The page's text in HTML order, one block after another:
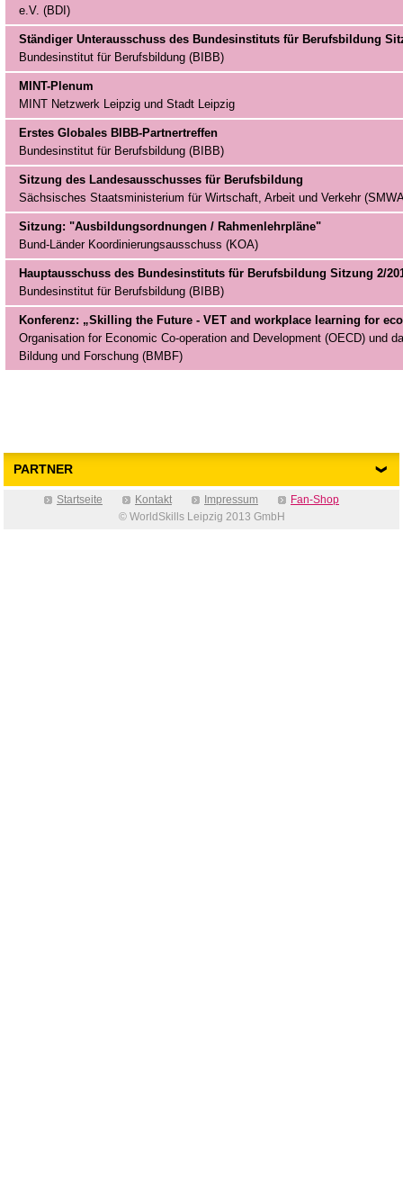
e.V. (BDI)
Ständiger Unterausschuss des Bundesinstituts für Berufsbildung
Bundesinstitut für Berufsbildung (BIBB)
MINT-Plenum
MINT Netzwerk Leipzig und Stadt Leipzig
Erstes Globales BIBB-Partnertreffen
Bundesinstitut für Berufsbildung (BIBB)
Sitzung des Landesausschusses für Berufsbildung
Sächsisches Staatsministerium für Wirtschaft, Arbeit und Verkehr
Sitzung: "Ausbildungsordnungen / Rahmenlehrpläne"
Bund-Länder Koordinierungsausschuss (KOA)
Hauptausschuss des Bundesinstituts für Berufsbildung Sitzung 2/
Bundesinstitut für Berufsbildung (BIBB)
Konferenz: „Skilling the Future - VET and workplace learning for
Organisation for Economic Co-operation and Development (OECD) und
Bildung und Forschung (BMBF)
PARTNER
Startseite Kontakt Impressum
Fan-Shop
© WorldSkills Leipzig 2013 GmbH